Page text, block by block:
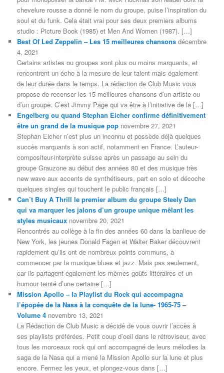
chevelure rousse a donné le nom du groupe, puise l’inspiration du
soul et du funk. Cela était vrai pour ses deux premiers albums
studio : Picture Book (1985) et Men And Women (1987). […]
Best Of Led Zeppelin – Les 15 meilleures chansons décembre
4, 2021
Certains artistes ou groupes sont plus ou moins marquants, et
rencontrent un écho à la mesure de leur talent mais également
de leur durée dans le temps. La rédaction de Club Music vous
propose de recenser les 15 meilleures chansons d’un artiste ou
d’un groupe. C’est Jimmy Page qui va être à l’initiative de la […]
Engelberg ou quand Stephan Eicher confirme définitivement
être un grand de la musique pop novembre 27, 2021
Stephan Eicher n’est plus un inconnu et possède déjà quelques
succès marquants à son actif, notamment en France. L’auteur-
compositeur-interprète suisse après un passage au sein du
groupe Grauzone au début des années 80 et des musique très
new wave aux accents de synthétiseurs, part en solo et décoche
quelques singles qui touchent le public français […]
Can’t Buy A Thrill le premier album du groupe Steely Dan
qui va marquer les jalons d’un groupe unique mêlant les
styles musicaux novembre 20, 2021
Rencontrés au collège à la fin des années 60 dans la banlieue de
New York, les jeunes Donald Fagen et Walter Baker découvrent
rapidement qu’ils ont de nombreux points communs, à
commencer par la musique blues et jazz. Mais pas seulement,
car ils partagent également les mêmes goûts littéraires et un
humour teinté d’une certaine […]
Mission Apollo – la Playlist du Rock qui accompagna
l’épopée de la Nasa à la conquête de la lune- 1965-75 –
Volume 4 novembre 13, 2021
La Rédaction de Club Music a décidé de vous ouvrir l’accès à
ses playlists préférées. Petit coup d’oeil dans le rétroviseur, avec
tous les morceaux rock qui ont accompagné de leurs mélodies la
saga de la Nasa qui a mené la Mission Apollo sur la lune et plus
encore. Fermez les yeux, et plongez-vous dans […]